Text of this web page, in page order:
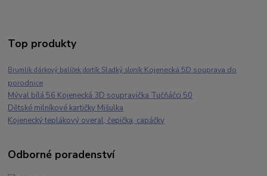
Top produkty
Brumlík dárkový balíček dortík Sladký sloník Kojenecká 5D souprava do
porodnice
Mýval bílá 56 Kojenecká 3D soupravička Tučňáčci 50
Dětské milníkové kartičky Mišulka
Kojenecký teplákový overal, čepička, capáčky
Odborné poradenství